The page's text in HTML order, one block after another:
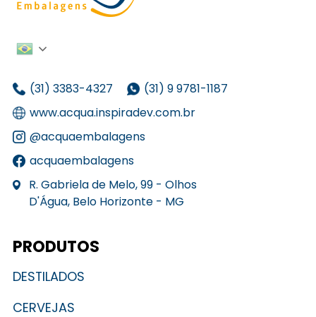
(31) 3383-4327
(31) 9 9781-1187
www.acqua.inspiradev.com.br
@acquaembalagens
acquaembalagens
R. Gabriela de Melo, 99 - Olhos
D'Água, Belo Horizonte - MG
PRODUTOS
DESTILADOS
CERVEJAS